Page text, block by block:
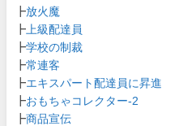
┣放火魔
┣ 上級配達員
┣学校の制裁
┣常連客
┣エキスパート配達員に昇進
┣おもちゃコレクター-2
┣商品宣伝